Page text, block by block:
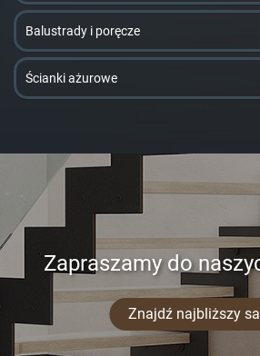
Balustrady i poręcze
Ścianki ażurowe
Zapraszamy do
Znajdź najbliższy